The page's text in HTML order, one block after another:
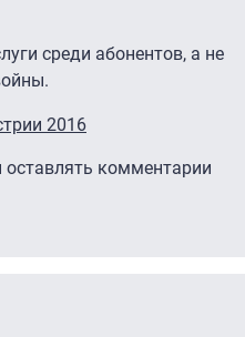
среди абонентов, а не
2016
оставлять комментарии